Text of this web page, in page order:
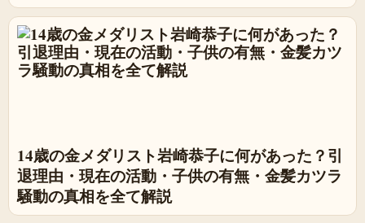
14歳の金メダリスト岩崎恭子に何があった？引
退理由・現在の活動・子供の有無・金髪カツラ
騒動の真相を全て解説